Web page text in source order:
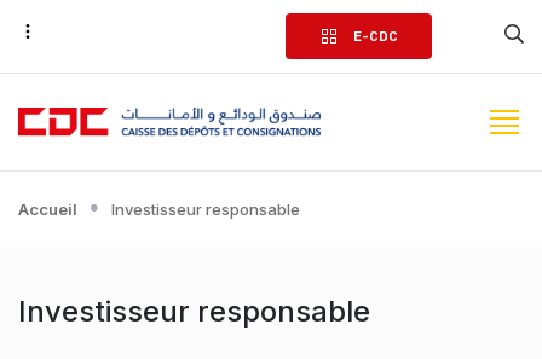
Aller
contenu
principal
E-CDC
Accueil Investisseur responsable
Investisseur responsable